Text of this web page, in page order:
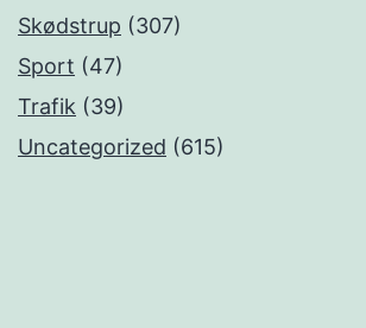
Skødstrup (307)
Sport (47)
Trafik (39)
Uncategorized (615)